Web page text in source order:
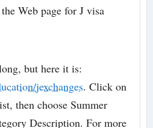
Web page for J visa
but here it is:
jexchanges. Click on
then choose Summer
Description. For more